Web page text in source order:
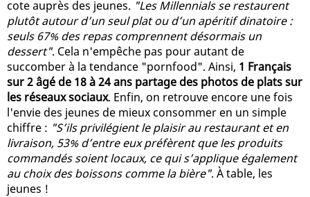
cote auprès des jeunes. "Les Millennials se restaurent
plutôt autour d’un seul plat ou d’un apéritif dinatoire :
seuls 67% des repas comprennent désormais un
dessert". Cela n'empêche pas pour autant de
succomber à la tendance "pornfood". Ainsi, 1 Français
sur 2 âgé de 18 à 24 ans partage des photos de plats sur
les réseaux sociaux. Enfin, on retrouve encore une fois
l'envie des jeunes de mieux consommer en un simple
chiffre : "S’ils privilégient le plaisir au restaurant et en
livraison, 53% d’entre eux préfèrent que les produits
commandés soient locaux, ce qui s’applique également
au choix des boissons comme la bière". À table, les
jeunes !